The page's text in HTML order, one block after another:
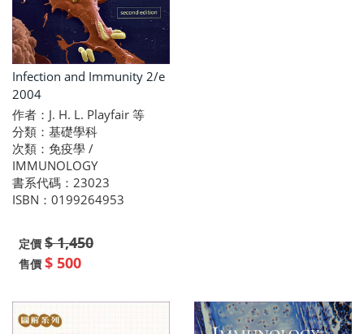
Infection and Immunity 2/e
2004
作者：J. H. L. Playfair 等
分類：基礎學科
次類：免疫學 /
IMMUNOLOGY
書系代碼：23023
ISBN：0199264953
定價 $ 1,450
售價 $ 500